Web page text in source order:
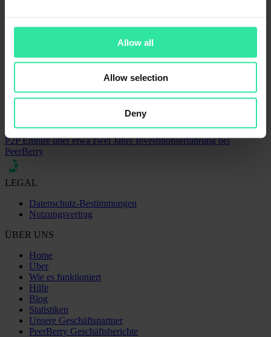
Allow all
Allow selection
Deny
12 September 2025
Lithome, SIB Group und Litelektra haben Darlehen in Höhe von
17 August 2022
EUR 1,4 Mio. | August-Rückzahlung von kriegsbetroffenen
16 July 2020
P2P Empire über etwa zwei Jahre Investitionserfahrung bei
PeerBerry
LEGAL
Datenschutz-Bestimmungen
Nutzungsvertrag
ÜBER UNS
Home
Über
Wie es funktioniert
Hilfe
Blog
Statistiken
Unsere Geschäftspartner
PeerBerry Geschäftsberichte